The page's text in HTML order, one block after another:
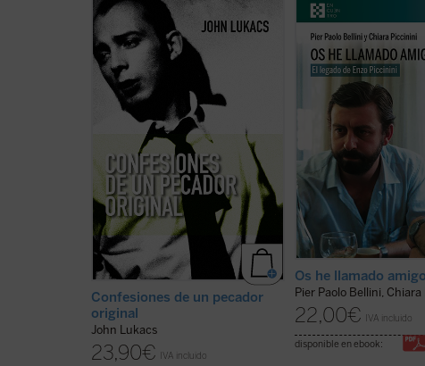
En esta elocuente y sugerente
«autohistoria», John Lukacs,
distinguido historiador y escritor,
describe la historia de sus propias
convicciones y creencias. Un viaje
que nos lleva desde la Hungría de
los años treinta y la asolada
Budapest de la Segunda Guerra
Mundial hasta su descubrimiento
del Nuevo Mundo....(ver ficha)
Confesiones de un pecador
original
John Lukacs
23,90€ IVA incluido
¿Quién era Enzo
en un accidente de
de 1999, amigo de Luigi
incansable impulsor de
numerosas iniciativas
sociales y culturales en
de Emilia Romaña y
esta pregunta,
después de su muerte, ...
ficha)
Os he llamado
Pier Paolo Bellini,
22,00€ IVA incluido
disponible en ebook: